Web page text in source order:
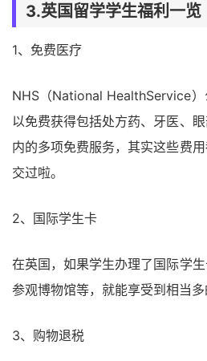
3.英国留学学生福利一览
1、免费医疗
NHS（National HealthService
以免费获得包括处方药、牙医、
内的多项免费服务，其实这些费
交过啦。
2、国际学生卡
在英国，如果学生办理了国际学生
参观博物馆等，就能享受到相当多
3、购物退税